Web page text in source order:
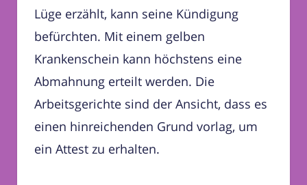
Lüge erzählt, kann seine Kündigung
befürchten. Mit einem gelben
Krankenschein kann höchstens eine
Abmahnung erteilt werden. Die
Arbeitsgerichte sind der Ansicht, dass es
einen hinreichenden Grund vorlag, um
ein Attest zu erhalten.